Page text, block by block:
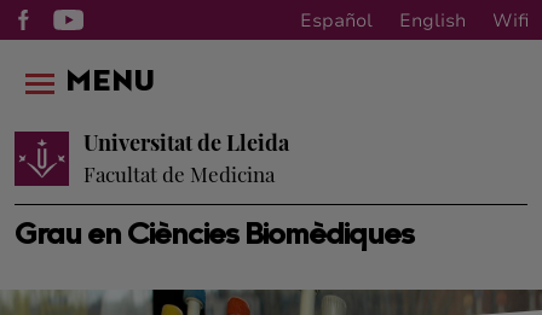
Español English Wifi
Grau en Ciències Biomèdiques
Universitat de Lleida
Facultat de Medicina
MENU